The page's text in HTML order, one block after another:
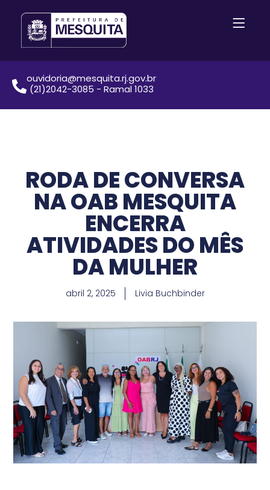
ouvidoria@mesquita.rj.gov.br
(21)2042-3085 - Ramal 1033
RODA DE CONVERSA
NA OAB MESQUITA
ENCERRA
ATIVIDADES DO MÊS
DA MULHER
abril 2, 2025 Livia Buchbinder